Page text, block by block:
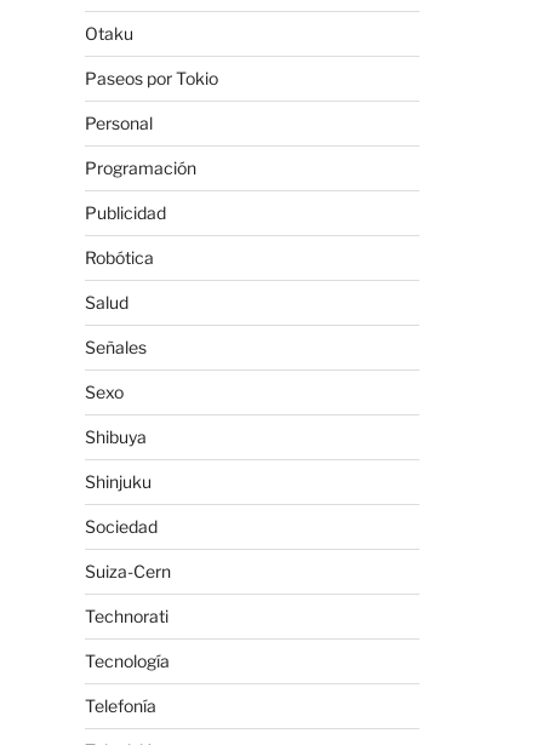
Otaku
Paseos por Tokio
Personal
Programación
Publicidad
Robótica
Salud
Señales
Sexo
Shibuya
Shinjuku
Sociedad
Suiza-Cern
Technorati
Tecnología
Telefonía